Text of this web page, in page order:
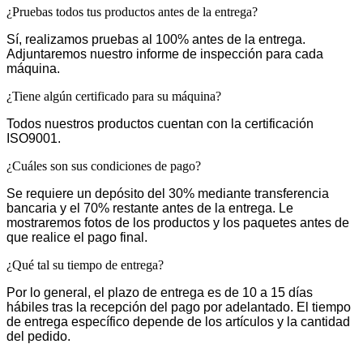
¿Pruebas todos tus productos antes de la entrega?
Sí, realizamos pruebas al 100% antes de la entrega.
Adjuntaremos nuestro informe de inspección para cada
máquina.
¿Tiene algún certificado para su máquina?
Todos nuestros productos cuentan con la certificación
ISO9001.
¿Cuáles son sus condiciones de pago?
Se requiere un depósito del 30% mediante transferencia
bancaria y el 70% restante antes de la entrega. Le
mostraremos fotos de los productos y los paquetes antes de
que realice el pago final.
¿Qué tal su tiempo de entrega?
Por lo general, el plazo de entrega es de 10 a 15 días
hábiles tras la recepción del pago por adelantado. El tiempo
de entrega específico depende de los artículos y la cantidad
del pedido.